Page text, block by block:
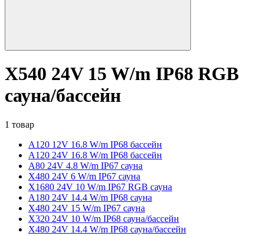
X540 24V 15 W/m IP68 RGB
сауна/бассейн
1 товар
A120 12V 16.8 W/m IP68 бассейн
A120 24V 16.8 W/m IP68 бассейн
A80 24V 4.8 W/m IP67 сауна
X480 24V 6 W/m IP67 сауна
X1680 24V 10 W/m IP67 RGB сауна
A180 24V 14.4 W/m IP68 сауна
X480 24V 15 W/m IP67 сауна
X320 24V 10 W/m IP68 сауна/бассейн
X480 24V 14.4 W/m IP68 сауна/бассейн